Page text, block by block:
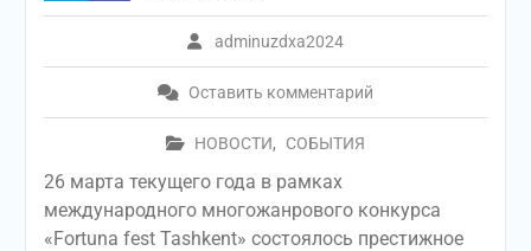
adminuzdxa2024
Оставить комментарий
НОВОСТИ, СОБЫТИЯ
26 марта текущего года в рамках
международного многожанрового конкурса
«Fortuna fest Tashkent» состоялось престижное